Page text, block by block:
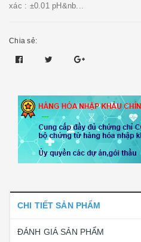
xác : ±0.01 pH&nb...
Chia sẻ:
CHI TIẾT SẢN PHẨM
ĐÁNH GIÁ SẢN PHẨM